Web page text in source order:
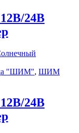
24В
"ШИМ", ШИМ
24В